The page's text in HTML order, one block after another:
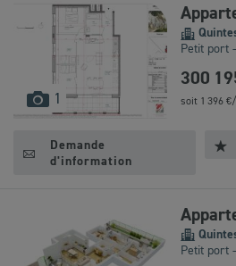
1 images
disponibles
Petit port
300
soit 1 396€/
Demande
d'information
Petit port